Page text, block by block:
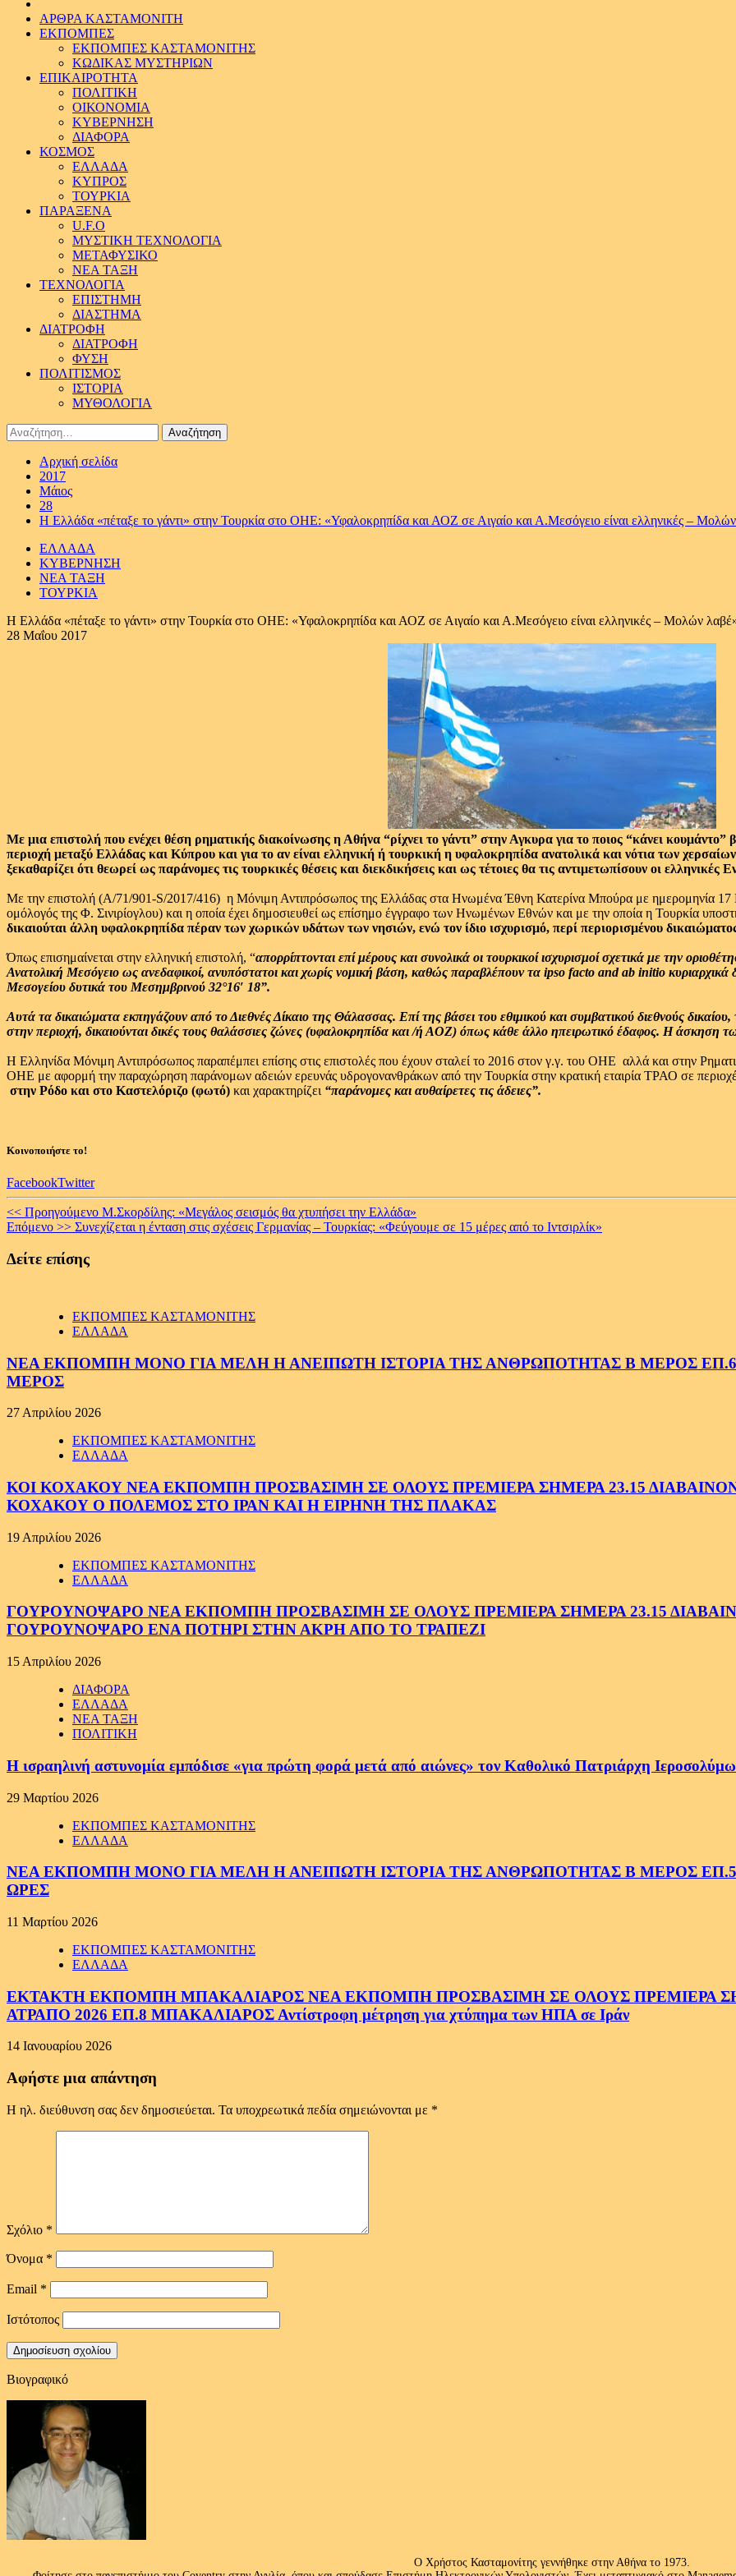
ΑΡΘΡΑ ΚΑΣΤΑΜΟΝΙΤΗ
ΕΚΠΟΜΠΕΣ
ΕΚΠΟΜΠΕΣ ΚΑΣΤΑΜΟΝΙΤΗΣ
ΚΩΔΙΚΑΣ ΜΥΣΤΗΡΙΩΝ
ΕΠΙΚΑΙΡΟΤΗΤΑ
ΠΟΛΙΤΙΚΗ
ΟΙΚΟΝΟΜΙΑ
ΚΥΒΕΡΝΗΣΗ
ΔΙΑΦΟΡΑ
ΚΟΣΜΟΣ
ΕΛΛΑΔΑ
ΚΥΠΡΟΣ
ΤΟΥΡΚΙΑ
ΠΑΡΑΞΕΝΑ
U.F.O
ΜΥΣΤΙΚΗ ΤΕΧΝΟΛΟΓΙΑ
ΜΕΤΑΦΥΣΙΚΟ
ΝΕΑ ΤΑΞΗ
ΤΕΧΝΟΛΟΓΙΑ
ΕΠΙΣΤΗΜΗ
ΔΙΑΣΤΗΜΑ
ΔΙΑΤΡΟΦΗ
ΔΙΑΤΡΟΦΗ
ΦΥΣΗ
ΠΟΛΙΤΙΣΜΟΣ
ΙΣΤΟΡΙΑ
ΜΥΘΟΛΟΓΙΑ
Αναζήτηση
για:
Αρχική σελίδα
2017
Μάιος
28
Η Ελλάδα «πέταξε το γάντι» στην Τουρκία στο ΟΗΕ: «Υφαλοκρηπίδα και ΑΟΖ σε Αιγαίο και Α.Μεσόγειο είναι ελληνικές –
ΕΛΛΑΔΑ
ΚΥΒΕΡΝΗΣΗ
ΝΕΑ ΤΑΞΗ
ΤΟΥΡΚΙΑ
Η Ελλάδα «πέταξε το γάντι» στην Τουρκία στο ΟΗΕ: «Υφαλοκρηπίδα και ΑΟΖ σε Αιγαίο και Α.Μεσόγειο είναι ελληνικές – Μολών
28 Μαΐου 2017
Με μια επιστολή που ενέχει θέση ρηματικής διακοίνωσης η Αθήνα “ρίχνει το γάντι” στην Αγκυρα για το ποιος “κάνει κουμάντο”
περιοχή μεταξύ Ελλάδας και Κύπρου και για το αν είναι ελληνική ή τουρκική η υφαλοκρηπίδα ανατολικά και νότια των
ξεκαθαρίζει ότι θεωρεί ως παράνομες τις τουρκικές θέσεις και διεκδικήσεις και ως τέτοιες θα τις αντιμετωπίσουν οι ελληνικές
Με την επιστολή (Α/71/901-S/2017/416) η Μόνιμη Αντιπρόσωπος της Ελλάδας στα Ηνωμένα Έθνη Κατερίνα Μπούρα με ημερομηνία 17
ομόλογός της Φ. Σινιρίογλου) και η οποία έχει δημοσιευθεί ως επίσημο έγγραφο των Ηνωμένων Εθνών και με την οποία η Τουρκία
δικαιούται άλλη υφαλοκρηπίδα πέραν των χωρικών υδάτων των νησιών, ενώ τον ίδιο ισχυρισμό, περί περιορισμένου
Όπως επισημαίνεται στην ελληνική επιστολή, “απορρίπτονται επί μέρους και συνολικά οι τουρκικοί ισχυρισμοί σχετικά με την
Ανατολική Μεσόγειο ως ανεδαφικοί, ανυπόστατοι και χωρίς νομική βάση, καθώς παραβλέπουν τα ipso facto and ab initio κυριαρχικά
Μεσογείου δυτικά του Μεσημβρινού 32°16′ 18”.
Αυτά τα δικαιώματα εκπηγάζουν από το Διεθνές Δίκαιο της Θάλασσας. Επί της βάσει του εθιμικού και συμβατικού διεθνούς
στην περιοχή, δικαιούνται δικές τους θαλάσσιες ζώνες (υφαλοκρηπίδα και /ή ΑΟΖ) όπως κάθε άλλο ηπειρωτικό έδαφος. Η άσκηση
Η Ελληνίδα Μόνιμη Αντιπρόσωπος παραπέμπει επίσης στις επιστολές που έχουν σταλεί το 2016 στον γ.γ. του ΟΗΕ αλλά και στην
ΟΗΕ με αφορμή την παραχώρηση παράνομων αδειών ερευνάς υδρογονανθράκων από την Τουρκία στην κρατική εταιρία ΤΡΑΟ σε
στην Ρόδο και στο Καστελόριζο (φωτό) και χαρακτηρίζει “παράνομες και αυθαίρετες τις άδειες”.
Κοινοποιήστε το!
FacebookTwitter
Continue
Reading
<< Προηγούμενο Μ.Σκορδίλης: «Μεγάλος σεισμός θα χτυπήσει την Ελλάδα»
Επόμενο >> Συνεχίζεται η ένταση στις σχέσεις Γερμανίας – Τουρκίας: «Φεύγουμε σε 15 μέρες από το Ιντσιρλίκ»
Δείτε επίσης
ΕΚΠΟΜΠΕΣ ΚΑΣΤΑΜΟΝΙΤΗΣ
ΕΛΛΑΔΑ
ΝΕΑ ΕΚΠΟΜΠΗ ΜΟΝΟ ΓΙΑ ΜΕΛΗ Η ΑΝΕΙΠΩΤΗ ΙΣΤΟΡΙΑ ΤΗΣ ΑΝΘΡΩΠΟΤΗΤΑΣ Β ΜΕΡΟΣ
ΜΕΡΟΣ
27 Απριλίου 2026
ΕΚΠΟΜΠΕΣ ΚΑΣΤΑΜΟΝΙΤΗΣ
ΕΛΛΑΔΑ
ΚΟΙ ΚΟΧΑΚΟΥ ΝΕΑ ΕΚΠΟΜΠΗ ΠΡΟΣΒΑΣΙΜΗ ΣΕ ΟΛΟΥΣ ΠΡΕΜΙΕΡΑ ΣΗΜΕΡΑ 23.15
ΚΟΧΑΚΟΥ Ο ΠΟΛΕΜΟΣ ΣΤΟ ΙΡΑΝ ΚΑΙ Η ΕΙΡΗΝΗ ΤΗΣ ΠΛΑΚΑΣ
19 Απριλίου 2026
ΕΚΠΟΜΠΕΣ ΚΑΣΤΑΜΟΝΙΤΗΣ
ΕΛΛΑΔΑ
ΓΟΥΡΟΥΝΟΨΑΡΟ ΝΕΑ ΕΚΠΟΜΠΗ ΠΡΟΣΒΑΣΙΜΗ ΣΕ ΟΛΟΥΣ ΠΡΕΜΙΕΡΑ ΣΗΜΕΡΑ 23.15
ΓΟΥΡΟΥΝΟΨΑΡΟ ΕΝΑ ΠΟΤΗΡΙ ΣΤΗΝ ΑΚΡΗ ΑΠΟ ΤΟ ΤΡΑΠΕΖΙ
15 Απριλίου 2026
ΔΙΑΦΟΡΑ
ΕΛΛΑΔΑ
ΝΕΑ ΤΑΞΗ
ΠΟΛΙΤΙΚΗ
Η ισραηλινή αστυνομία εμπόδισε «για πρώτη φορά μετά από αιώνες» τον Καθολικό Πατριάρχη
29 Μαρτίου 2026
ΕΚΠΟΜΠΕΣ ΚΑΣΤΑΜΟΝΙΤΗΣ
ΕΛΛΑΔΑ
ΝΕΑ ΕΚΠΟΜΠΗ ΜΟΝΟ ΓΙΑ ΜΕΛΗ Η ΑΝΕΙΠΩΤΗ ΙΣΤΟΡΙΑ ΤΗΣ ΑΝΘΡΩΠΟΤΗΤΑΣ Β ΜΕΡΟΣ
ΩΡΕΣ
11 Μαρτίου 2026
ΕΚΠΟΜΠΕΣ ΚΑΣΤΑΜΟΝΙΤΗΣ
ΕΛΛΑΔΑ
ΕΚΤΑΚΤΗ ΕΚΠΟΜΠΗ ΜΠΑΚΑΛΙΑΡΟΣ ΝΕΑ ΕΚΠΟΜΠΗ ΠΡΟΣΒΑΣΙΜΗ ΣΕ ΟΛΟΥΣ ΠΡΕΜΙΕΡΑ
ΑΤΡΑΠΟ 2026 ΕΠ.8 ΜΠΑΚΑΛΙΑΡΟΣ Αντίστροφη μέτρηση για χτύπημα των ΗΠΑ σε Ιράν
14 Ιανουαρίου 2026
Αφήστε μια απάντηση
Η ηλ. διεύθυνση σας δεν δημοσιεύεται. Τα υποχρεωτικά πεδία σημειώνονται με *
Σχόλιο *
Όνομα *
Email *
Ιστότοπος
Βιογραφικό
Ο Χρήστος Κασταμονίτης γεννήθηκε στην Αθήνα το 1973.